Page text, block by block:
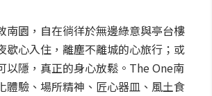
南園，自在徜徉於無邊綠意與亭台樓
歇心入住，離塵不離城的心旅行；或
以隱，真正的身心放鬆。The One南
體驗、場所精神、匠心器皿、風土食